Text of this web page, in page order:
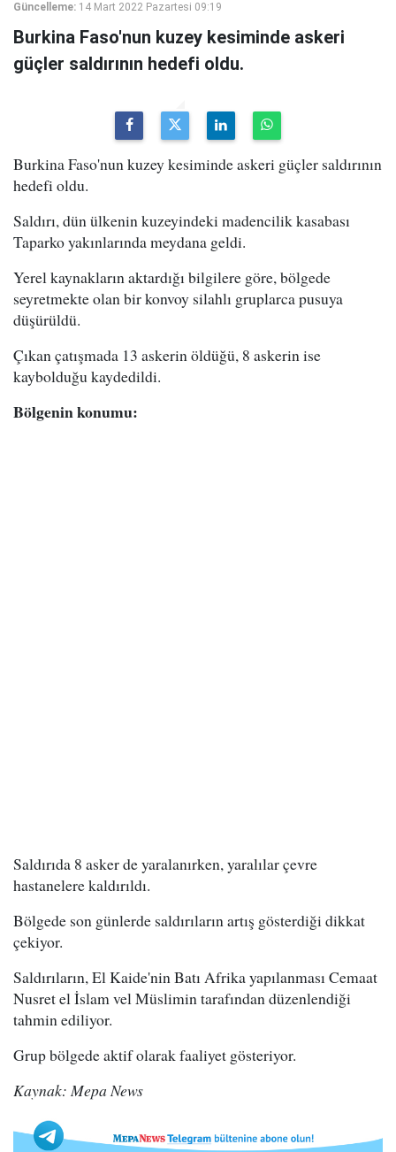
Güncelleme: 14 Mart 2022 Pazartesi 09:19
Burkina Faso'nun kuzey kesiminde askeri
güçler saldırının hedefi oldu.
Burkina Faso'nun kuzey kesiminde askeri güçler saldırının
hedefi oldu.
Saldırı, dün ülkenin kuzeyindeki madencilik kasabası
Taparko yakınlarında meydana geldi.
Yerel kaynakların aktardığı bilgilere göre, bölgede
seyretmekte olan bir konvoy silahlı gruplarca pusuya
düşürüldü.
Çıkan çatışmada 13 askerin öldüğü, 8 askerin ise
kaybolduğu kaydedildi.
Bölgenin konumu:
Saldırıda 8 asker de yaralanırken, yaralılar çevre
hastanelere kaldırıldı.
Bölgede son günlerde saldırıların artış gösterdiği dikkat
çekiyor.
Saldırıların, El Kaide'nin Batı Afrika yapılanması Cemaat
Nusret el İslam vel Müslimin tarafından düzenlendiği
tahmin ediliyor.
Grup bölgede aktif olarak faaliyet gösteriyor.
Kaynak: Mepa News